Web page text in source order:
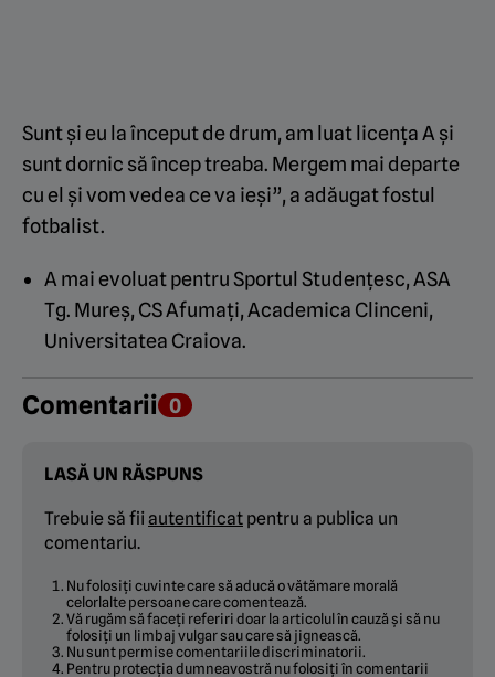
Sunt și eu la început de drum, am luat licența A și
sunt dornic să încep treaba. Mergem mai departe
cu el și vom vedea ce va ieși”, a adăugat fostul
fotbalist.
A mai evoluat pentru Sportul Studențesc, ASA
Tg. Mureș, CS Afumați, Academica Clinceni,
Universitatea Craiova.
Comentarii 0
LASĂ UN RĂSPUNS
Trebuie să fii autentificat pentru a publica un
comentariu.
Nu folosiți cuvinte care să aducă o vătămare morală
celorlalte persoane care comentează.
Vă rugăm să faceți referiri doar la articolul în cauză și să nu
folosiți un limbaj vulgar sau care să jignească.
Nu sunt permise comentariile discriminatorii.
Pentru protecția dumneavostră nu folosiți în comentarii